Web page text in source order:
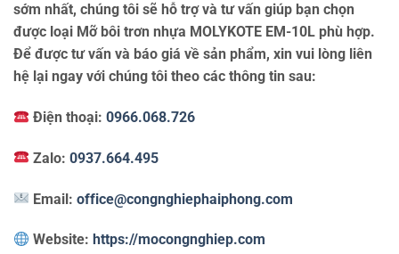
sớm nhất, chúng tôi sẽ hỗ trợ và tư vấn giúp bạn chọn
được loại Mỡ bôi trơn nhựa MOLYKOTE EM-10L phù hợp.
Để được tư vấn và báo giá về sản phẩm, xin vui lòng liên
hệ lại ngay với chúng tôi theo các thông tin sau:
Điện thoại:0966.068.726
Zalo:0937.664.495
Email:office@congnghiephaiphong.com
Website: https://mocongnghiep.com